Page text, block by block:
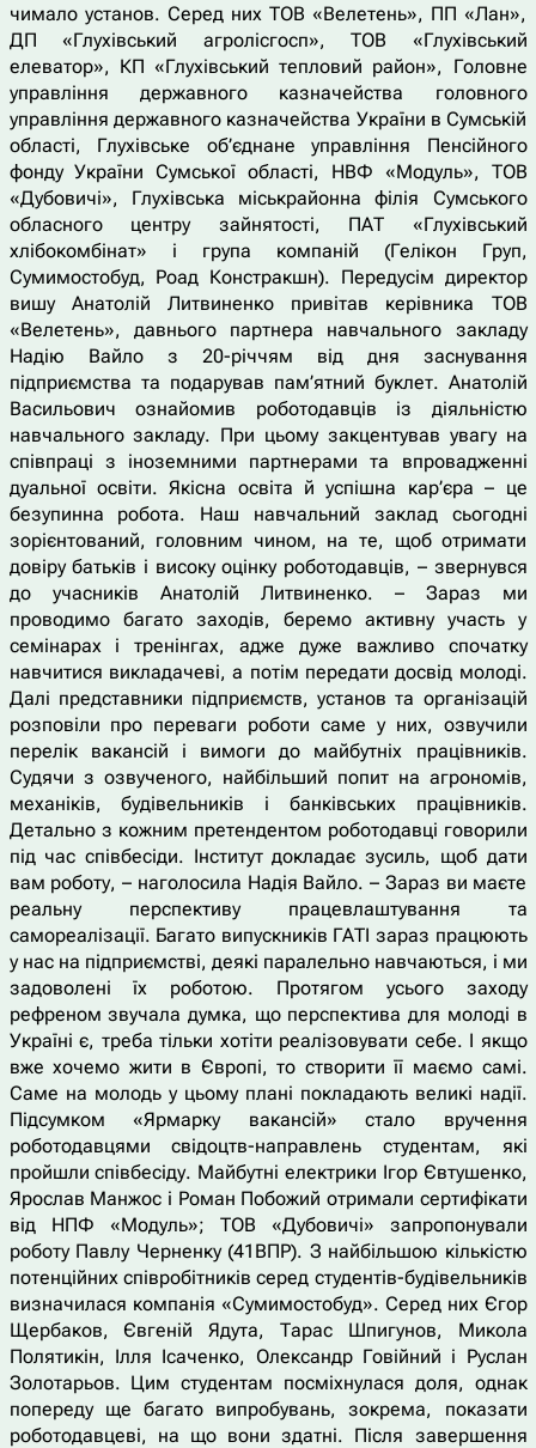
чимало установ. Серед них ТОВ «Велетень», ПП «Лан»,
ДП «Глухівський агролісгосп», ТОВ «Глухівський
елеватор», КП «Глухівський тепловий район», Головне
управління державного казначейства головного
управління державного казначейства України в Сумській
області, Глухівське об’єднане управління Пенсійного
фонду України Сумської області, НВФ «Модуль», ТОВ
«Дубовичі», Глухівська міськрайонна філія Сумського
обласного центру зайнятості, ПАТ «Глухівський
хлібокомбінат» і група компаній (Гелікон Груп,
Сумимостобуд, Роад Констракшн). Передусім директор
вишу Анатолій Литвиненко привітав керівника ТОВ
«Велетень», давнього партнера навчального закладу
Надію Вайло з 20-річчям від дня заснування
підприємства та подарував пам’ятний буклет. Анатолій
Васильович ознайомив роботодавців із діяльністю
навчального закладу. При цьому закцентував увагу на
співпраці з іноземними партнерами та впровадженні
дуальної освіти. Якісна освіта й успішна кар’єра – це
безупинна робота. Наш навчальний заклад сьогодні
зорієнтований, головним чином, на те, щоб отримати
довіру батьків і високу оцінку роботодавців, – звернувся
до учасників Анатолій Литвиненко. – Зараз ми
проводимо багато заходів, беремо активну участь у
семінарах і тренінгах, адже дуже важливо спочатку
навчитися викладачеві, а потім передати досвід молоді.
Далі представники підприємств, установ та організацій
розповіли про переваги роботи саме у них, озвучили
перелік вакансій і вимоги до майбутніх працівників.
Судячи з озвученого, найбільший попит на агрономів,
механіків, будівельників і банківських працівників.
Детально з кожним претендентом роботодавці говорили
під час співбесіди. Інститут докладає зусиль, щоб дати
вам роботу, – наголосила Надія Вайло. – Зараз ви маєте
реальну перспективу працевлаштування та
самореалізації. Багато випускників ГАТІ зараз працюють
у нас на підприємстві, деякі паралельно навчаються, і ми
задоволені їх роботою. Протягом усього заходу
рефреном звучала думка, що перспектива для молоді в
Україні є, треба тільки хотіти реалізовувати себе. І якщо
вже хочемо жити в Європі, то створити її маємо самі.
Саме на молодь у цьому плані покладають великі надії.
Підсумком «Ярмарку вакансій» стало вручення
роботодавцями свідоцтв-направлень студентам, які
пройшли співбесіду. Майбутні електрики Ігор Євтушенко,
Ярослав Манжос і Роман Побожий отримали сертифікати
від НПФ «Модуль»; ТОВ «Дубовичі» запропонували
роботу Павлу Черненку (41ВПР). З найбільшою кількістю
потенційних співробітників серед студентів-будівельників
визначилася компанія «Сумимостобуд». Серед них Єгор
Щербаков, Євгеній Ядута, Тарас Шпигунов, Микола
Полятикін, Ілля Ісаченко, Олександр Говійний і Руслан
Золотарьов. Цим студентам посміхнулася доля, однак
попереду ще багато випробувань, зокрема, показати
роботодавцеві, на що вони здатні. Після завершення